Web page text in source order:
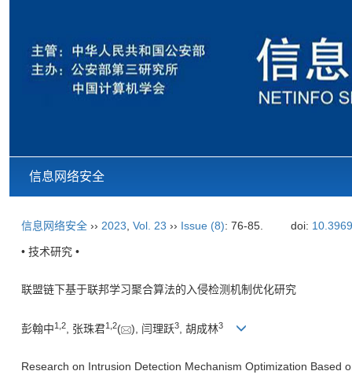
信息网络安全
信息网络安全 ›› 2023 Vol. 23 ›› Issue (8): 76-85. doi:
• 技术研究 •
联盟链下基于联邦学习聚合算法的入侵检测机制优化研究
彭翰中1 2, 张珠君1 2( ), 闫理跃3, 胡成林3
Research on Intrusion Detection Mechanism Optimization